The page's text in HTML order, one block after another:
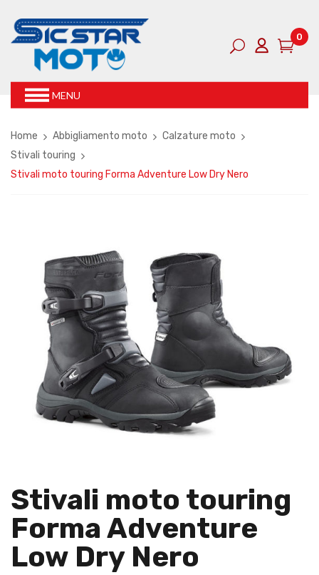
0
MENU
Home Abbigliamento moto
Calzature moto
Stivali touring
Stivali moto touring Forma Adventure Low Dry Nero
Stivali moto touring
Forma Adventure
Low Dry Nero